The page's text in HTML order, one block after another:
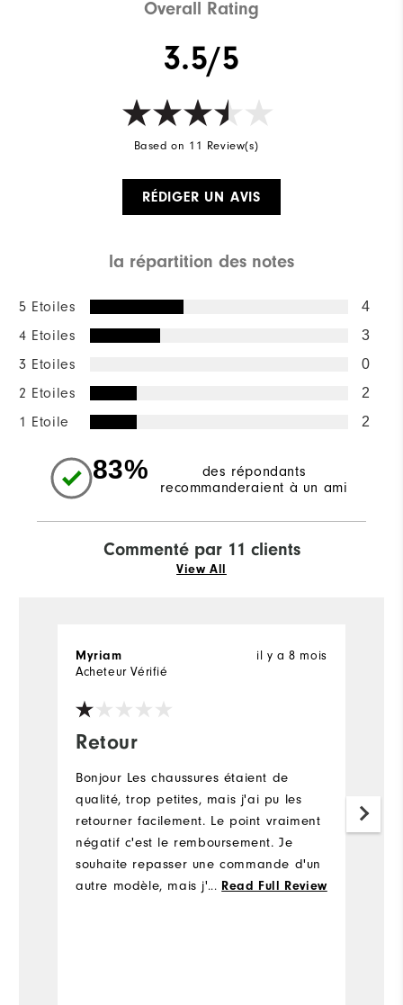
Overall Rating
3.5/5
Based on 11 Review(s)
RÉDIGER UN AVIS
la répartition des notes
5 Etoiles 4
4 Etoiles 3
3 Etoiles 0
2 Etoiles 2
1 Etoile 2
83%
des répondants
recommanderaient à un ami
Commenté par 11 clients
View All
Retour
il y a 8 mois
Myriam
Acheteur Vérifié
Bonjour Les chaussures étaient de
qualité, trop petites, mais j'ai pu les
retourner facilement. Le point vraiment
négatif c'est le remboursement. Je
souhaite repasser une commande d'un
autre modèle, mais j'attends d'être
... Read Full Review